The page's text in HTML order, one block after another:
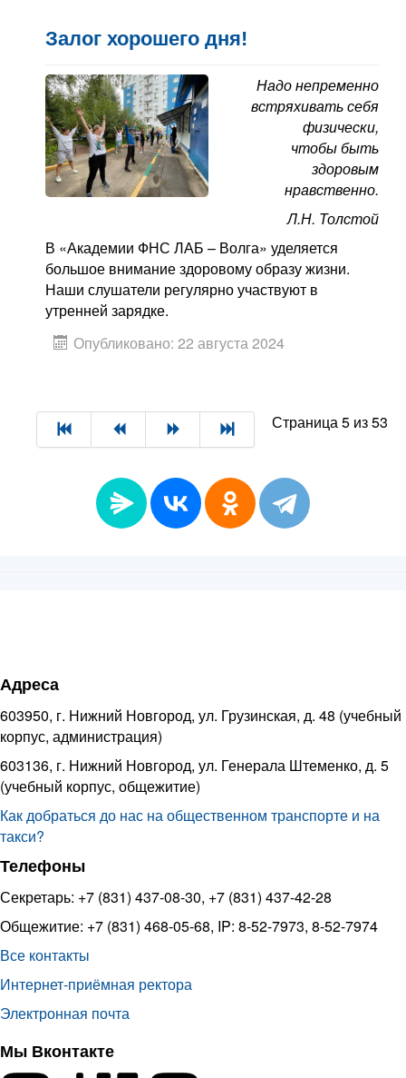
Залог хорошего дня!
Надо непременно
встряхивать себя
физически,
чтобы быть
здоровым
нравственно.
Л.Н. Толстой
В «Академии ФНС ЛАБ – Волга» уделяется
большое внимание здоровому образу жизни.
Наши слушатели регулярно участвуют в
утренней зарядке.
Опубликовано: 22 августа 2024
Страница 5 из 53
Адреса
603950, г. Нижний Новгород, ул. Грузинская, д. 48 (учебный
корпус, администрация)
603136, г. Нижний Новгород, ул. Генерала Штеменко, д. 5
(учебный корпус, общежитие)
Как добраться до нас на общественном транспорте и на
такси?
Телефоны
Секретарь: +7 (831) 437-08-30, +7 (831) 437-42-28
Общежитие: +7 (831) 468-05-68, IP: 8-52-7973, 8-52-7974
Все контакты
Интернет-приёмная ректора
Электронная почта
Мы Вконтакте